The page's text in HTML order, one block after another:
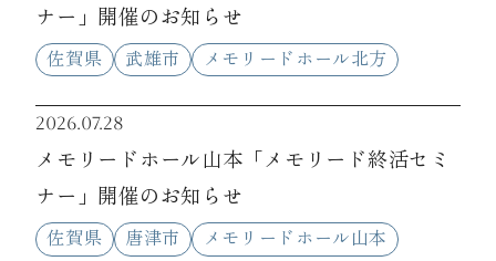
ナー」開催のお知らせ
佐賀県 武雄市 メモリードホール北方
2026.07.28
メモリードホール山本「メモリード終活セミ
ナー」開催のお知らせ
佐賀県 唐津市 メモリードホール山本